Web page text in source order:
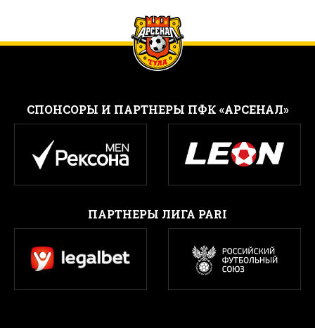
CПОНСОРЫ И ПАРТНЕРЫ ПФК «АРСЕНАЛ»
ПАРТНЕРЫ ЛИГА PARI